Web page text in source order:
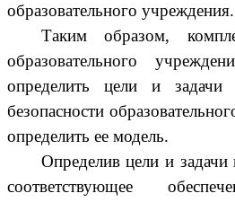
образовательного учреждения.
Таким образом,
образовательного
определить цели и задачи
безопасности
определить ее модель.
Определив цели и
соответствующее